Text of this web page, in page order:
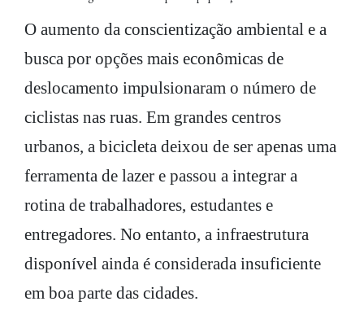
O aumento da conscientização ambiental e a
busca por opções mais econômicas de
deslocamento impulsionaram o número de
ciclistas nas ruas. Em grandes centros
urbanos, a bicicleta deixou de ser apenas uma
ferramenta de lazer e passou a integrar a
rotina de trabalhadores, estudantes e
entregadores. No entanto, a infraestrutura
disponível ainda é considerada insuficiente
em boa parte das cidades.